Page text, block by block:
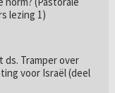
lezing 1)
ds. Tramper over
voor Israël (deel